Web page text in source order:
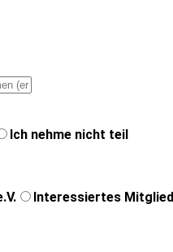
Ich nehme nicht teil
Interessiertes Mitglied